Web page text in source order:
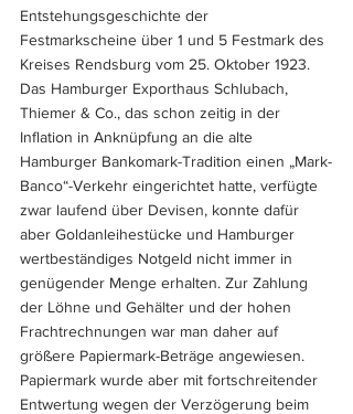
Entstehungsgeschichte der
Festmarkscheine über 1 und 5 Festmark des
Kreises Rendsburg vom 25. Oktober 1923.
Das Hamburger Exporthaus Schlubach,
Thiemer & Co., das schon zeitig in der
Inflation in Anknüpfung an die alte
Hamburger Bankomark-Tradition einen „Mark-
Banco“-Verkehr eingerichtet hatte, verfügte
zwar laufend über Devisen, konnte dafür
aber Goldanleihestücke und Hamburger
wertbeständiges Notgeld nicht immer in
genügender Menge erhalten. Zur Zahlung
der Löhne und Gehälter und der hohen
Frachtrechnungen war man daher auf
größere Papiermark-Beträge angewiesen.
Papiermark wurde aber mit fortschreitender
Entwertung wegen der Verzögerung beim